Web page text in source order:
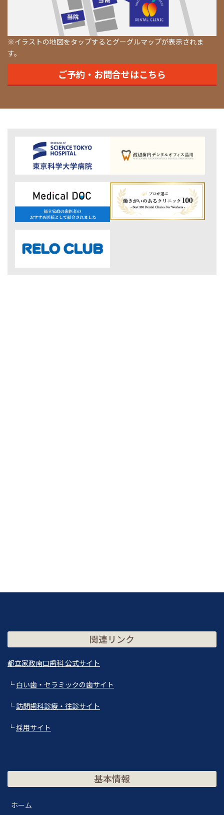
※イラストの地図をタップするとグーグルマップが表示されま
す。
ご予約・お問合せはこちら
関連リンク
都立家政南口歯科 公式サイト
└白い歯・セラミックの歯サイト
└訪問歯科診療・往診サイト
└採用サイト
基本情報
ホーム